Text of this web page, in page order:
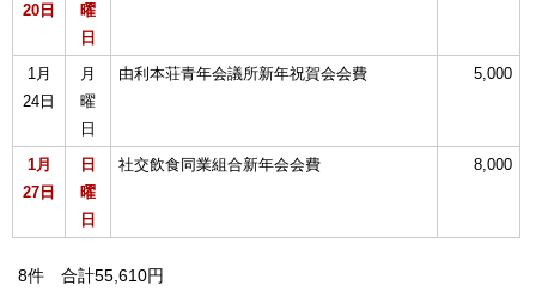
20日
曜
日
1月
24日
月
曜
日
由利本荘青年会議所新年祝賀会会費 5,000
1月
27日
日
曜
日
社交飲食同業組合新年会会費 8,000
8件 合計55,610円